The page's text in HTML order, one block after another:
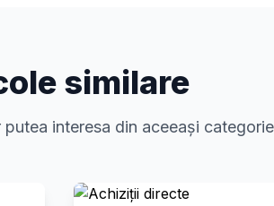
similare
interesa din aceeași